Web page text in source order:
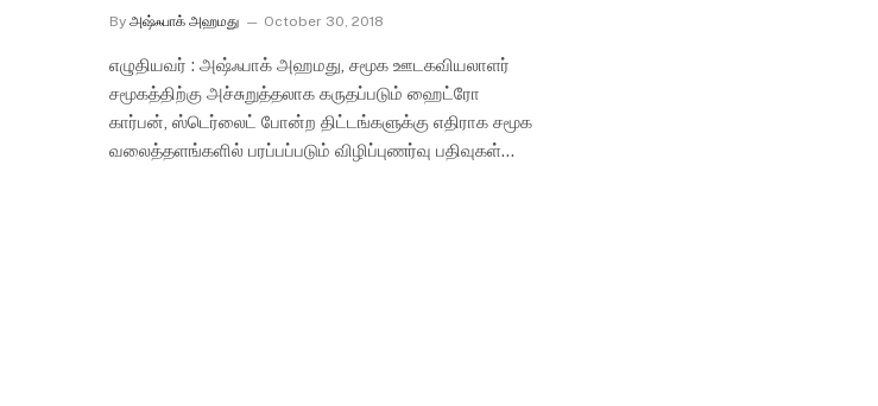
By அஷ்ஃபாக் அஹமது October 30, 2018
எழுதியவர் : அஷ்ஃபாக் அஹமது, சமூக ஊடகவியலாளர்
சமூகத்திற்கு அச்சுறுத்தலாக கருதப்படும் ஹைட்ரோ
கார்பன், ஸ்டெர்லைட் போன்ற திட்டங்களுக்கு எதிராக சமூக
வலைத்தளங்களில் பரப்பப்படும் விழிப்புணர்வு பதிவுகள்…